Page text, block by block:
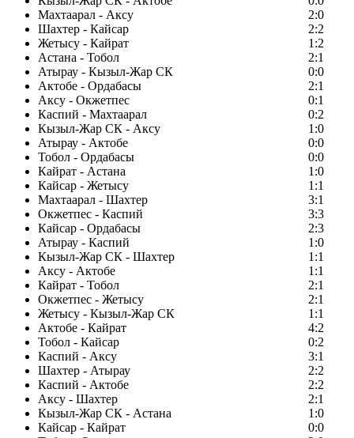
Махтаарал - Аксу
2:0
Шахтер - Кайсар
2:2
Жетысу - Кайрат
1:2
Астана - Тобол
2:1
Атырау - Кызыл-Жар СК
0:0
Актобе - Ордабасы
2:1
Аксу - Окжетпес
0:1
Каспий - Махтаарал
0:2
Кызыл-Жар СК - Аксу
1:0
Атырау - Актобе
0:0
Тобол - Ордабасы
0:0
Кайрат - Астана
1:0
Кайсар - Жетысу
1:1
Махтаарал - Шахтер
3:1
Окжетпес - Каспий
3:3
Кайсар - Ордабасы
2:3
Атырау - Каспий
1:0
Кызыл-Жар СК - Шахтер
1:1
Аксу - Актобе
1:1
Кайрат - Тобол
2:1
Окжетпес - Жетысу
2:1
Жетысу - Кызыл-Жар СК
1:1
Актобе - Кайрат
4:2
Тобол - Кайсар
0:2
Каспий - Аксу
3:1
Шахтер - Атырау
2:2
Каспий - Актобе
2:2
Аксу - Шахтер
2:1
Кызыл-Жар СК - Астана
1:0
Кайсар - Кайрат
0:0